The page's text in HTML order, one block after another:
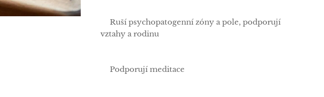
✅Ruší psychopatogenní zóny a pole, podporují
vztahy a rodinu
✅Podporují meditace